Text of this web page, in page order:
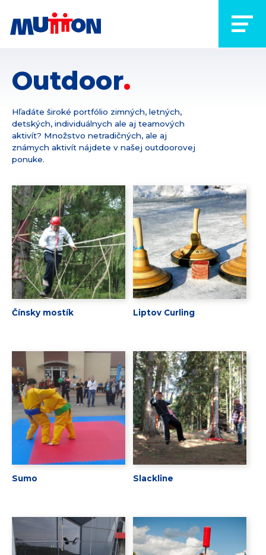
Outdoor
Hľadáte široké portfólio zimných, letných,
detských, individuálnych ale aj teamových
aktivít? Množstvo netradičných, ale aj
známych aktivít nájdete v našej outdoorovej
ponuke.
Čínsky mostík Liptov Curling
Sumo Slackline